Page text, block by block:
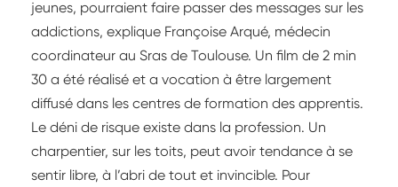
jeunes, pourraient faire passer des messages sur les
addictions, explique Françoise Arqué, médecin
coordinateur au Sras de Toulouse. Un film de 2 min
30 a été réalisé et a vocation à être largement
diffusé dans les centres de formation des apprentis.
Le déni de risque existe dans la profession. Un
charpentier, sur les toits, peut avoir tendance à se
sentir libre, à l’abri de tout et invincible. Pour